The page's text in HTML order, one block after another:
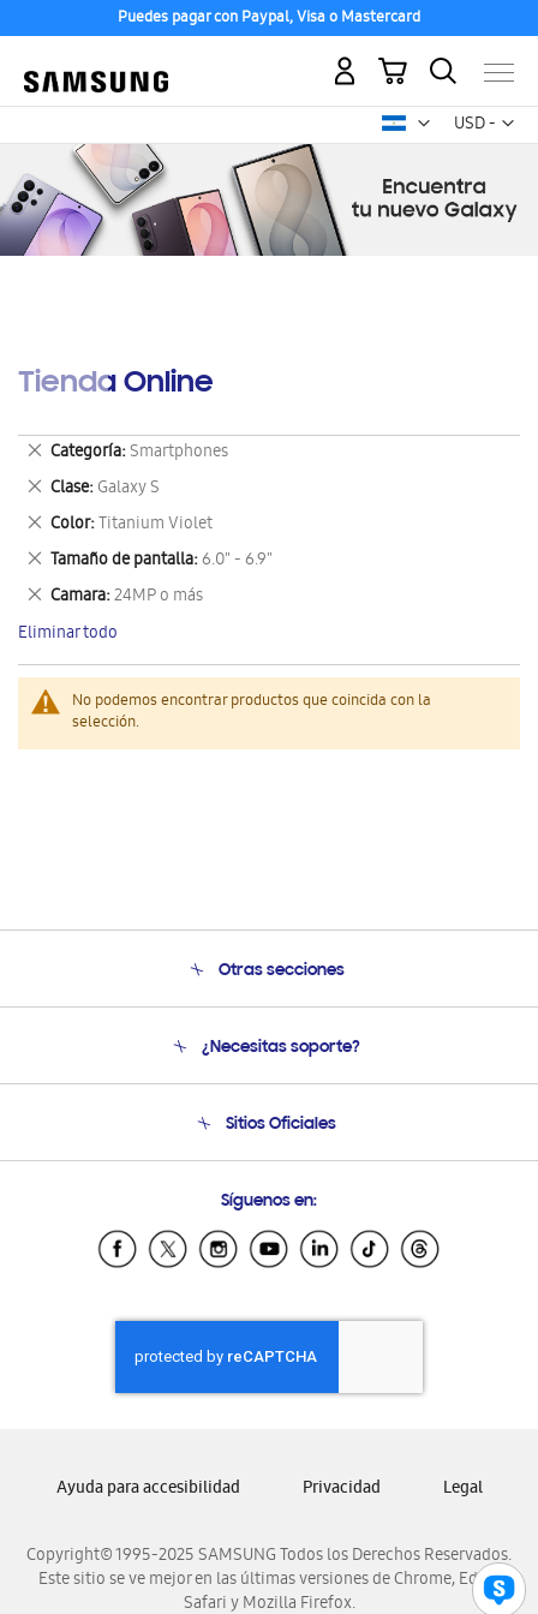
Puedes pagar con Paypal, Visa o Mastercard
USD -
dólar
Mi carrito
Tienda Online
No podemos encontrar productos que coincida con la
selección.
Categoría Smartphones
Eliminar
este
artículo
Clase Galaxy S
Eliminar
este
artículo
Color Titanium Violet
Eliminar
este
artículo
Tamaño de pantalla 6.0" - 6.9"
Eliminar
este
artículo
Camara 24MP o más
Eliminar
este
artículo
Eliminar todo
Otras secciones
Soporte
¿Necesitas soporte?
Soporte vía eMail
Sitios Oficiales
Samsung Ecuador
Samsung El Salvador
Samsung Honduras
Samsung Nicaragua
Samsung Panamá
Samsung Venezuela
Síguenos en:
Copyright© 1995-2025 SAMSUNG Todos los Derechos Reservados.
Este sitio se ve mejor en las últimas versiones de Chrome, Edge,
Safari y Mozilla Firefox.
Ayuda para accesibilidad Privacidad Legal